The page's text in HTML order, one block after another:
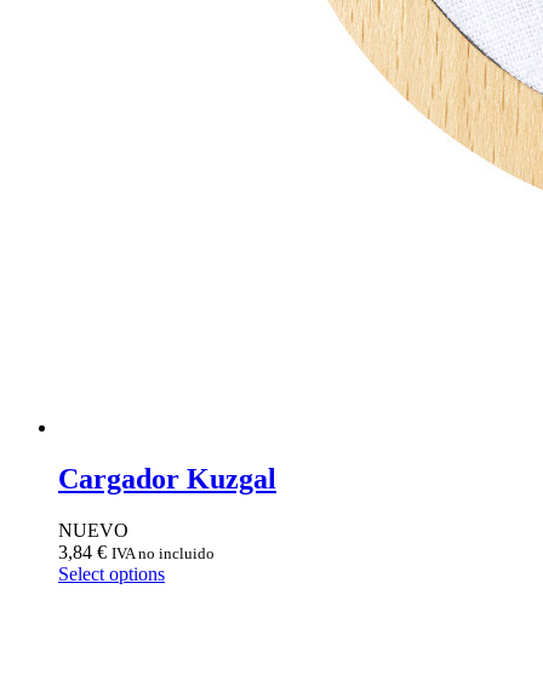
Cargador Kuzgal
NUEVO
3,84 € IVA no incluido
Select options